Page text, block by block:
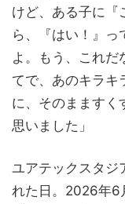
けど、ある子に『
ら、『はい！』っ
よ。もう、これだ
てで、あのキラキ
に、そのまますく
思いました」
ユアテックスタジ
れた日。2026年6